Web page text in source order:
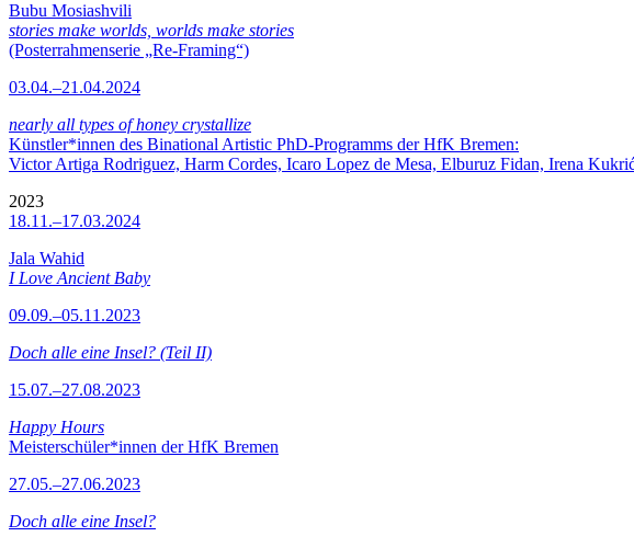
Bubu Mosiashvili
stories make worlds, worlds make stories
(Posterrahmenserie „Re-Framing“)
03.04.–21.04.2024
nearly all types of honey crystallize
Künstler*innen des Binational Artistic PhD-Programms der HfK Bremen:
Victor Artiga Rodriguez, Harm Cordes, Icaro Lopez de Mesa, Elburuz Fidan, Irena
2023
18.11.–17.03.2024
Jala Wahid
I Love Ancient Baby
09.09.–05.11.2023
Doch alle eine Insel? (Teil II)
15.07.–27.08.2023
Happy Hours
Meisterschüler*innen der HfK Bremen
27.05.–27.06.2023
Doch alle eine Insel?